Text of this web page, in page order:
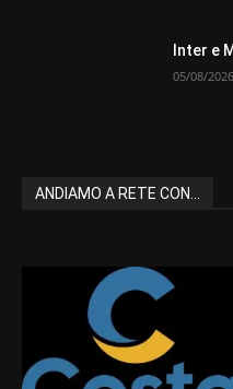
Inter e
05/08/2026
ANDIAMO A RETE CON...